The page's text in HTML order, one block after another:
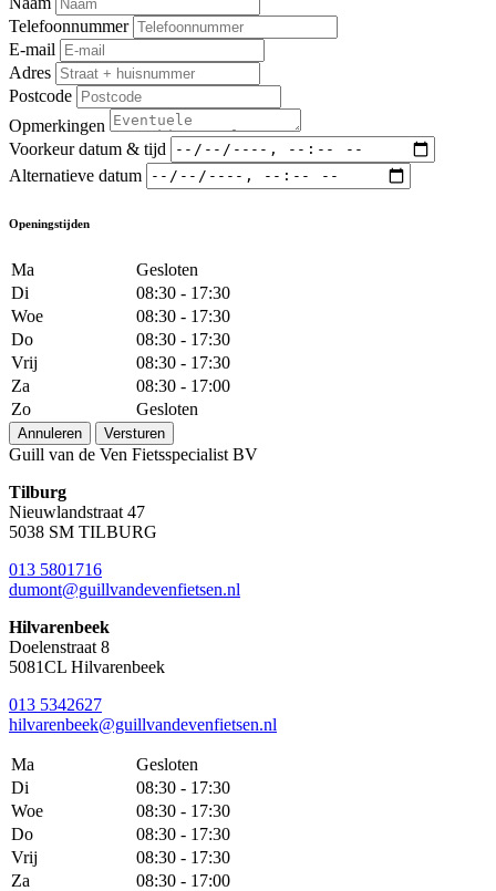
Telefoonnummer
E-mail
Adres
Postcode
Opmerkingen
Voorkeur datum & tijd
Alternatieve datum
Openingstijden
Ma
Gesloten
Di
08:30 - 17:30
Woe
08:30 - 17:30
Do
08:30 - 17:30
Vrij
08:30 - 17:30
Za
08:30 - 17:00
Zo
Gesloten
Annuleren Versturen
Guill van de Ven Fietsspecialist BV
Tilburg
Nieuwlandstraat 47
5038 SM TILBURG
013 5801716
dumont@guillvandevenfietsen.nl
Hilvarenbeek
Doelenstraat 8
5081CL Hilvarenbeek
013 5342627
hilvarenbeek@guillvandevenfietsen.nl
Ma
Gesloten
Di
08:30 - 17:30
Woe
08:30 - 17:30
Do
08:30 - 17:30
Vrij
08:30 - 17:30
Za
08:30 - 17:00